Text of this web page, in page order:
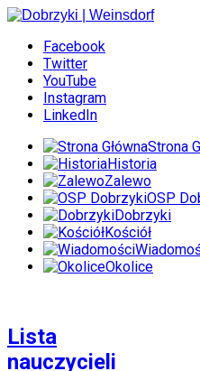
Facebook
Twitter
YouTube
Instagram
LinkedIn
Strona
Historia
Zalewo
OSP
Dobrzyki
Kościół
Okolice
Lista
nauczycieli